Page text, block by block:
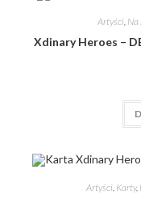
Artyści Na
Xdinary Heroes –
Artyści, Karty,